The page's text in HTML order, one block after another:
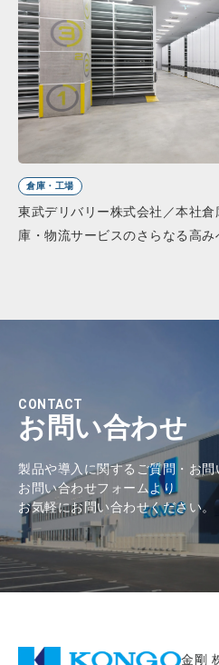
倉庫・工場
東武デリバリー株式会社／本社
庫・物流サービスのさらなる高み
CONTACT
お問い合わせ
製品や導入に関するご質問・お問
お問い合わせフォームより
お気軽にお問い合わせください。
金剛